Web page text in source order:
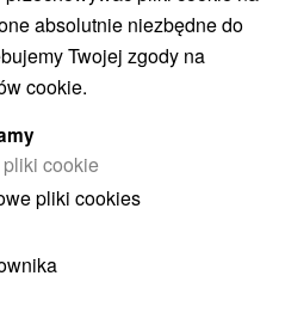
Hont, Južné Slovensko,
absolutnie niezbędne do
Twojej zgody na
cookie.
cookie
pliki cookies